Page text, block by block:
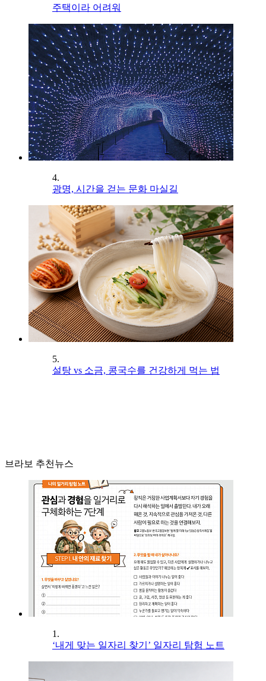
주택이라 어려워
4.
광명, 시간을 걷는 문화 마실길
5.
설탕 vs 소금, 콩국수를 건강하게 먹는 법
브라보 추천뉴스
1.
‘내게 맞는 일자리 찾기’ 일자리 탐험 노트